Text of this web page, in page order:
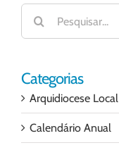
Buscar
resultados
para:
Categorias
Arquidiocese Local
Calendário Anual